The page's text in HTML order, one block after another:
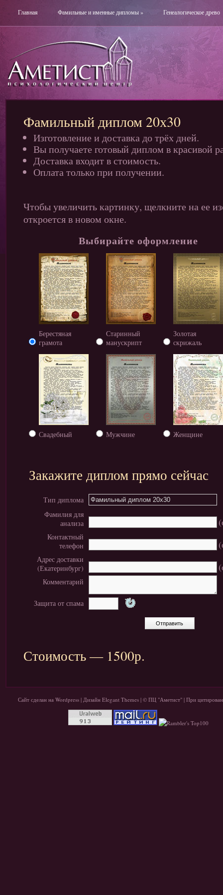
Главная Фамильные и именные дипломы» Генеалогическое древо
Фамильный диплом 20х30
Изготовление и доставка до трёх дней.
Вы получаете готовый диплом в красивой
Доставка входит в стоимость.
Оплата только при получении.
Чтобы увеличить картинку, щелкните на ее
откроется в новом окне.
Выбирайте оформление
Берестяная
грамота
Старинный
манускрипт
Золотая
скрижаль
Свадебный Мужчине Женщине
Закажите диплом прямо сейчас
Тип диплома
Фамилия для
анализа
Контактный
телефон
Адрес доставки
(Екатеринбург)
Комментарий
Защита от спама
Стоимость — 1500р.
Сайт сделан на Wordpress| Дизайн Elegant Themes| © ПЦ "Аметист" | При